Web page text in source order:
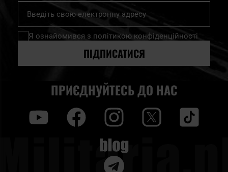
Підпишіться
нашу
розсилку
Я ознайомився з політикою конфіденційності
ПІДПИСАТИСЯ
ПРИЄДНУЙТЕСЬ ДО НАС
Blog